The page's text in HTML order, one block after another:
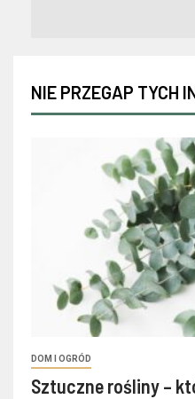
NIE PRZEGAP TYCH
DOM I OGRÓD
Sztuczne rośliny –